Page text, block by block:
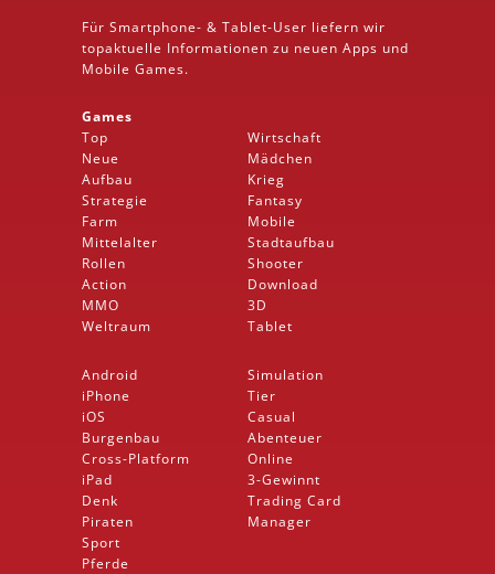
Für Smartphone- & Tablet-User liefern wir
topaktuelle Informationen zu neuen Apps und
Mobile Games.
Games
Top
Neue
Aufbau
Strategie
Farm
Mittelalter
Rollen
Action
MMO
Weltraum
Wirtschaft
Mädchen
Krieg
Fantasy
Mobile
Stadtaufbau
Shooter
Download
3D
Tablet
Android
iPhone
iOS
Burgenbau
Cross-Platform
iPad
Denk
Piraten
Sport
Pferde
Simulation
Tier
Casual
Abenteuer
Online
3-Gewinnt
Trading Card
Manager